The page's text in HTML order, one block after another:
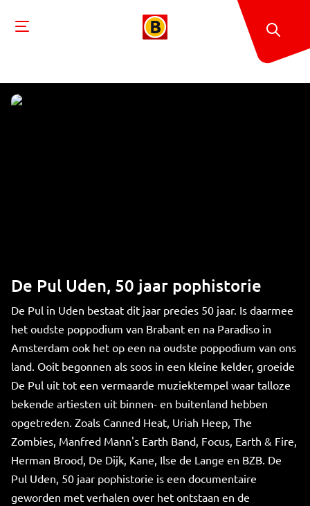
De Pul Uden, 50 jaar pophistorie
De Pul in Uden bestaat dit jaar precies 50 jaar. Is daarmee
het oudste poppodium van Brabant en na Paradiso in
Amsterdam ook het op een na oudste poppodium van ons
land. Ooit begonnen als soos in een kleine kelder, groeide
De Pul uit tot een vermaarde muziektempel waar talloze
bekende artiesten uit binnen- en buitenland hebben
opgetreden. Zoals Canned Heat, Uriah Heep, The
Zombies, Manfred Mann's Earth Band, Focus, Earth & Fire,
Herman Brood, De Dijk, Kane, Ilse de Lange en BZB. De
Pul Uden, 50 jaar pophistorie is een documentaire
geworden met verhalen over het ontstaan en de